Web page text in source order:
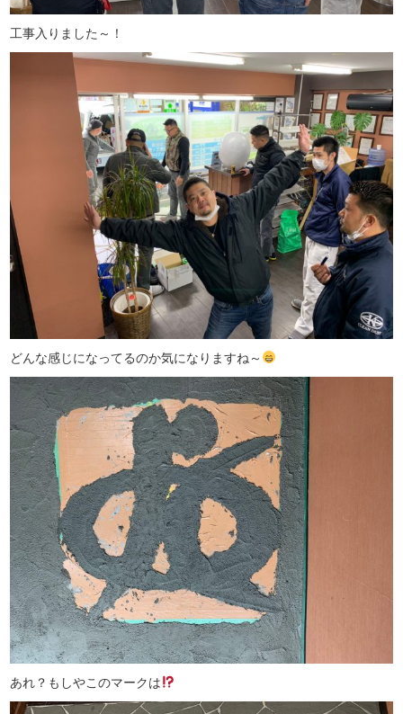
工事入りました～！
どんな感じになってるのか気になりますね～
あれ？もしやこのマークは